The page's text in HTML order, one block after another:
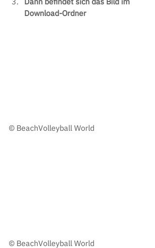
Download-Ordner
© BeachVolleyball World
© BeachVolleyball World